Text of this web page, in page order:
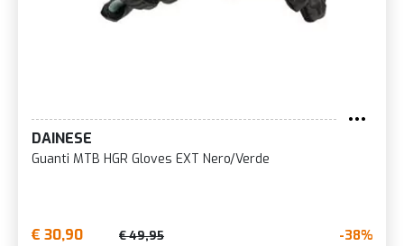
DAINESE
Guanti MTB HGR Gloves EXT Nero/Verde
€ 30,90 € 49,95 -38%